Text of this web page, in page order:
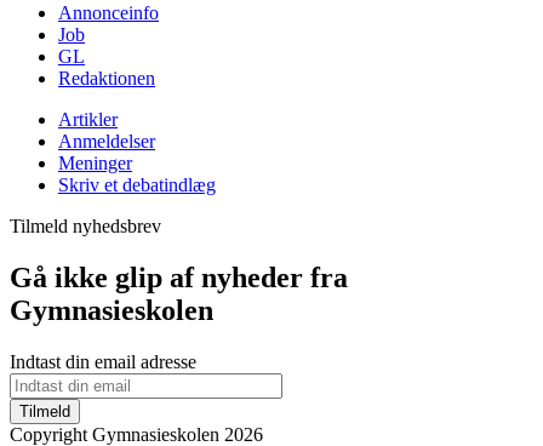
Annonceinfo
Job
GL
Redaktionen
Artikler
Anmeldelser
Meninger
Skriv et debatindlæg
Tilmeld nyhedsbrev
Gå ikke glip af nyheder fra
Gymnasieskolen
Indtast din email adresse
Tilmeld
Copyright Gymnasieskolen 2026